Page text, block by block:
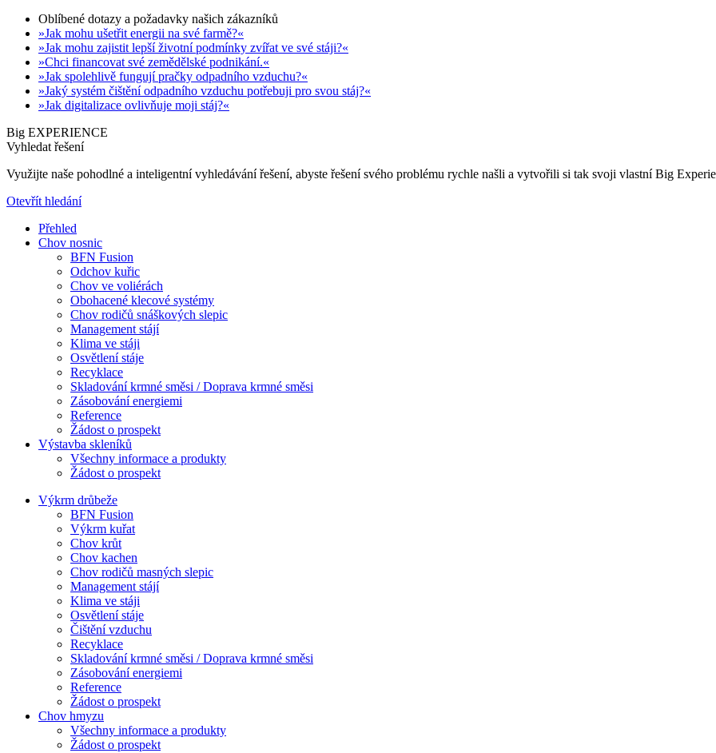
Oblíbené dotazy a požadavky našich zákazníků
»Jak mohu ušetřit energii na své farmě?«
»Jak mohu zajistit lepší životní podmínky zvířat ve své stáji?«
»Chci financovat své zemědělské podnikání.«
»Jak spolehlivě fungují pračky odpadního vzduchu?«
»Jaký systém čištění odpadního vzduchu potřebuji pro svou stáj?«
»Jak digitalizace ovlivňuje moji stáj?«
Big EXPERIENCE
Vyhledat řešení
Využijte naše pohodlné a inteligentní vyhledávání řešení, abyste řešení svého problému rychle našli a vytvořili si tak svoji vlastní Big
Otevřít hledání
Přehled
Chov nosnic
BFN Fusion
Odchov kuřic
Chov ve voliérách
Obohacené klecové systémy
Chov rodičů snáškových slepic
Management stájí
Klima ve stáji
Osvětlení stáje
Recyklace
Skladování krmné směsi / Doprava krmné směsi
Zásobování energiemi
Reference
Žádost o prospekt
Výstavba skleníků
Všechny informace a produkty
Žádost o prospekt
Výkrm drůbeže
BFN Fusion
Výkrm kuřat
Chov krůt
Chov kachen
Chov rodičů masných slepic
Management stájí
Klima ve stáji
Osvětlení stáje
Čištění vzduchu
Recyklace
Skladování krmné směsi / Doprava krmné směsi
Zásobování energiemi
Reference
Žádost o prospekt
Chov hmyzu
Všechny informace a produkty
Žádost o prospekt